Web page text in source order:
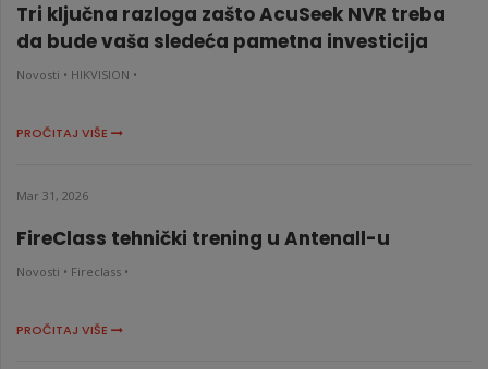
Tri ključna razloga zašto AcuSeek NVR treba
da bude vaša sledeća pametna investicija
Novosti • HIKVISION •
PROČITAJ VIŠE
Mar 31, 2026
FireClass tehnički trening u Antenall-u
Novosti • Fireclass •
PROČITAJ VIŠE